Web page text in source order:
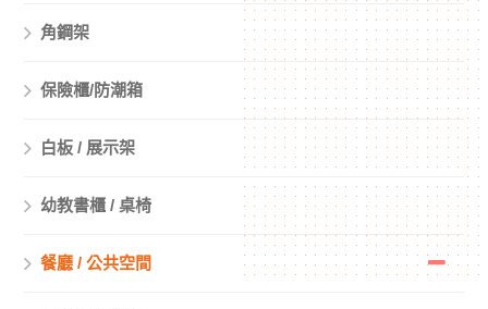
角鋼架
保險櫃/防潮箱
白板 / 展示架
幼教書櫃 / 桌椅
餐廳 / 公共空間